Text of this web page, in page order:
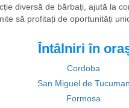
diversă de bărbați, ajută la
să profitați de oportunități
Întâlniri în
Cordoba
San Miguel de Tucuman
Formosa